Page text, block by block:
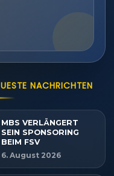
NACHRICHTEN
MBS VERLÄNGERT
SEIN SPONSORING
BEIM FSV
6. August 2026